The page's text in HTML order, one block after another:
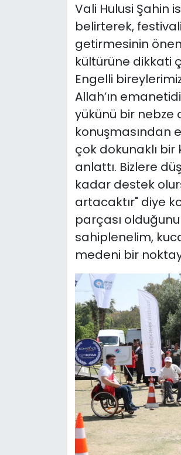
Vali Hulusi Şahin
belirterek,
getirmesinin
kültürüne dikkati
Engelli
Allah’ın
yükünü bir nebze
konuşmasından
çok dokunaklı bir
anlattı. Bizlere
kadar destek
artacaktır" diye
parçası
sahiplenelim,
medeni bir